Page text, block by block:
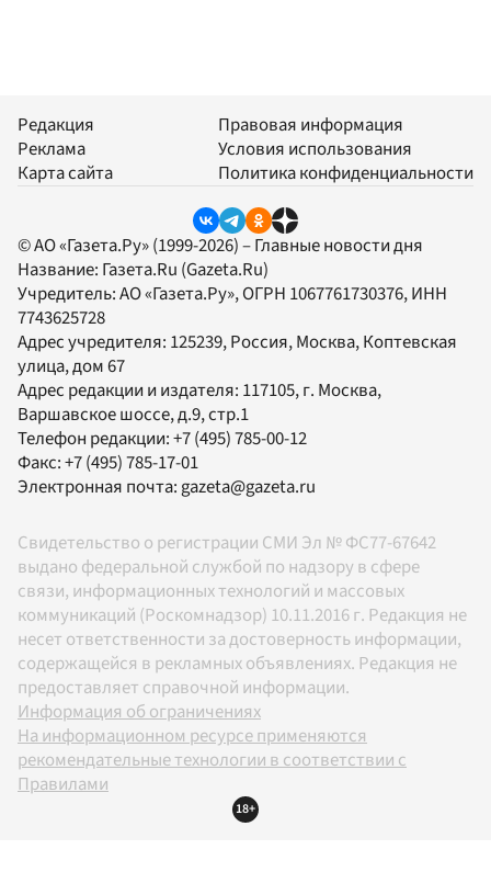
Редакция
Реклама
Карта сайта
Правовая информация
Условия использования
Политика конфиденциальности
© АО «Газета.Ру» (1999-2026) – Главные новости дня
Название: Газета.Ru (Gazeta.Ru)
Учредитель:АО «Газета.Ру», ОГРН 1067761730376, ИНН
7743625728
Адрес учредителя: 125239, Россия, Москва, Коптевская
улица, дом 67
Адрес редакции и издателя: 117105, г. Москва,
Варшавское шоссе, д.9, стр.1
Телефон редакции:+7 (495) 785-00-12
Факс:+7 (495) 785-17-01
Электронная почта: gazeta@gazeta.ru
Свидетельство о регистрации СМИ Эл № ФС77-67642
выдано федеральной службой по надзору в сфере
связи, информационных технологий и массовых
коммуникаций (Роскомнадзор) 10.11.2016 г. Редакция не
несет ответственности за достоверность информации,
содержащейся в рекламных объявлениях. Редакция не
предоставляет справочной информации.
Информация об ограничениях
На информационном ресурсе применяются
рекомендательные технологии в соответствии с
Правилами
18+